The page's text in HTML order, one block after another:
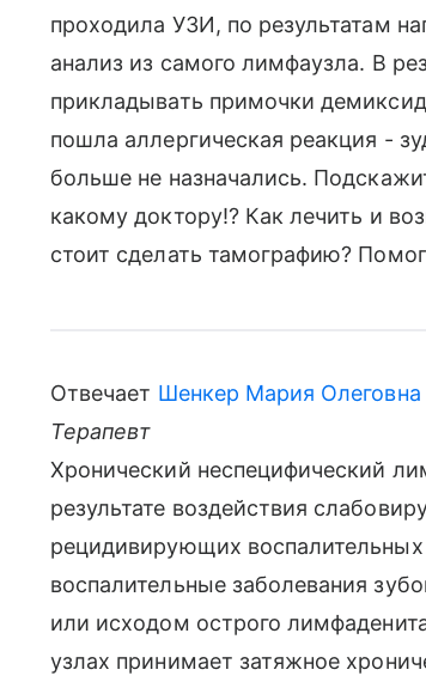
проходила УЗИ, по результатам
анализ из самого лимфаузла. В
прикладывать примочки
пошла аллергическая реакция -
больше не назначались.
какому доктору!? Как лечить и
стоит сделать тамографию?
Отвечает Шенкер Мария Олеговна
Терапевт
Хронический неспецифический
результате воздействия
рецидивирующих воспалительных
воспалительные заболевания
или исходом острого
узлах принимает затяжное